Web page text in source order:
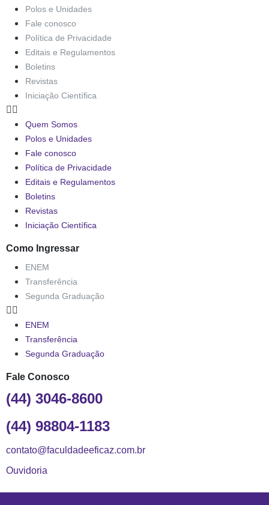
Polos e Unidades
Fale conosco
Política de Privacidade
Editais e Regulamentos
Boletins
Revistas
Iniciação Científica
Quem Somos
Polos e Unidades
Fale conosco
Política de Privacidade
Editais e Regulamentos
Boletins
Revistas
Iniciação Científica
Como Ingressar
ENEM
Transferência
Segunda Graduação
ENEM
Transferência
Segunda Graduação
Fale Conosco
(44) 3046-8600
(44) 98804-1183
contato@faculdadeeficaz.com.br
Ouvidoria